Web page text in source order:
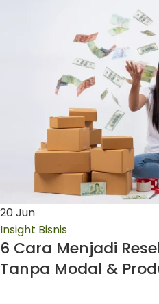
20Jun
Insight Bisnis
6 Cara Menjadi
Tanpa Modal &